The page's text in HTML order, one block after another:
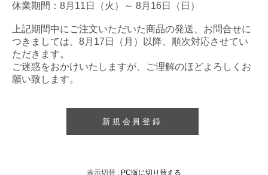
休業期間：8月11日（火）～ 8月16日（日）
上記期間中にご注文いただいた商品の発送、お問合せに
つきましては、8月17日（月）以降、順次対応させてい
ただきます。
ご迷惑をおかけいたしますが、ご理解のほどよろしくお
願い致します。
新規会員登録
表示切替 : PC版に切り替える